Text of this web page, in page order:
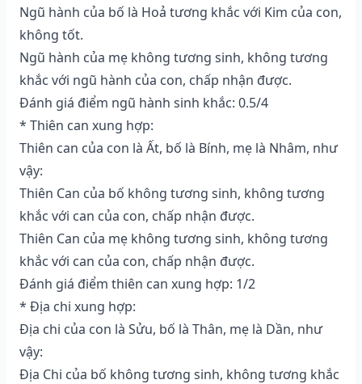
Ngũ hành của bố là Hoả tương khắc với Kim của con,
không tốt.
Ngũ hành của mẹ không tương sinh, không tương
khắc với ngũ hành của con, chấp nhận được.
Đánh giá điểm ngũ hành sinh khắc: 0.5/4
* Thiên can xung hợp:
Thiên can của con là Ất, bố là Bính, mẹ là Nhâm, như
vậy:
Thiên Can của bố không tương sinh, không tương
khắc với can của con, chấp nhận được.
Thiên Can của mẹ không tương sinh, không tương
khắc với can của con, chấp nhận được.
Đánh giá điểm thiên can xung hợp: 1/2
* Địa chi xung hợp:
Địa chi của con là Sửu, bố là Thân, mẹ là Dần, như
vậy:
Địa Chi của bố không tương sinh, không tương khắc